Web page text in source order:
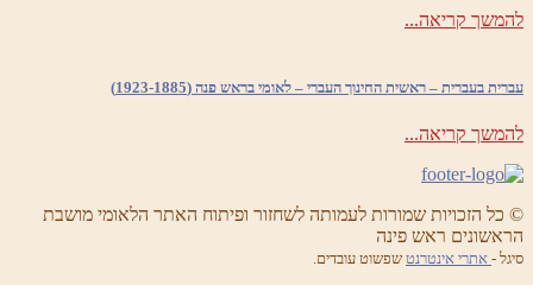
להמשך קריאה...
עברית בעברית – ראשית החינוך העברי – לאומי בראש פנה (1923-1885)
להמשך קריאה...
© כל הזכויות שמורות לעמותה לשחזור ופיתוח האתר הלאומי מושבת
הראשונים ראש פינה
סיגל - אתרי אינטרנט שפשוט עובדים.